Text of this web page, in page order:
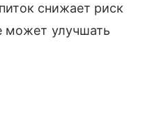
снижает риск
может улучшать